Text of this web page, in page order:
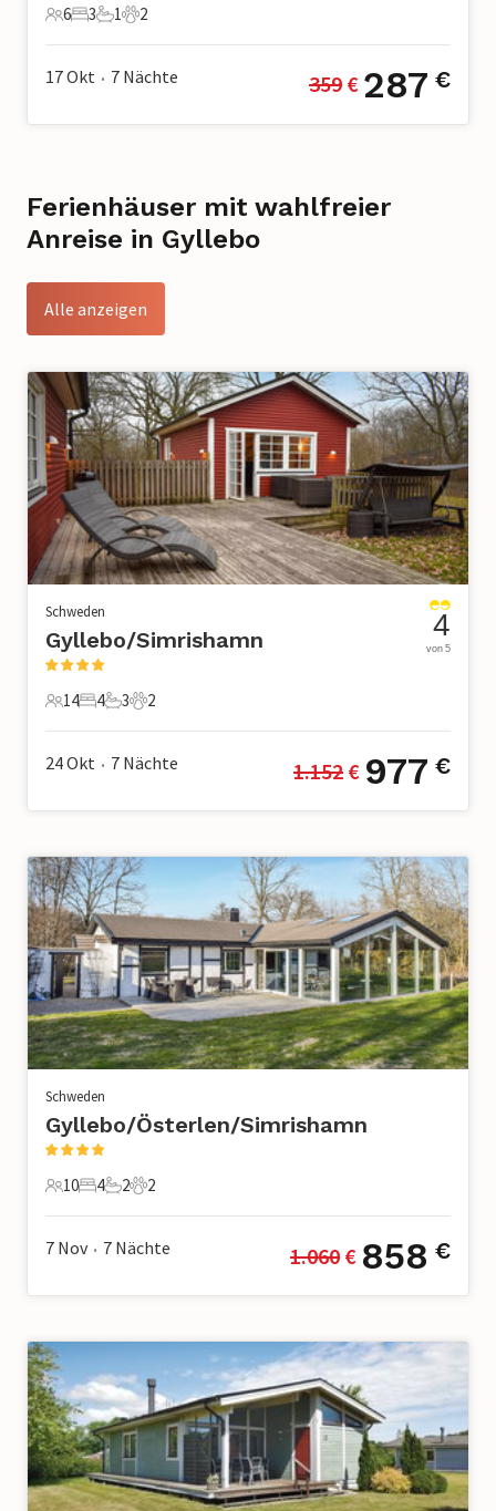
6 Gäste
6
3 Schlafzimmer
3
1 Badezimmer
1
2 Haustiere
2
17 Okt • 7 Nächte 359 € 287 €
Ferienhäuser mit wahlfreier
Anreise in Gyllebo
Alle anzeigen
Schweden
Gyllebo/Simrishamn
14 Gäste
14
4 Schlafzimmer
4
3 Badezimmer
3
2 Haustiere
2
4
von 5
24 Okt • 7 Nächte 1.152 € 977 €
Schweden
Gyllebo/Österlen/Simrishamn
10 Gäste
10
4 Schlafzimmer
4
2 Badezimmer
2
2 Haustiere
2
7 Nov • 7 Nächte 1.060 € 858 €